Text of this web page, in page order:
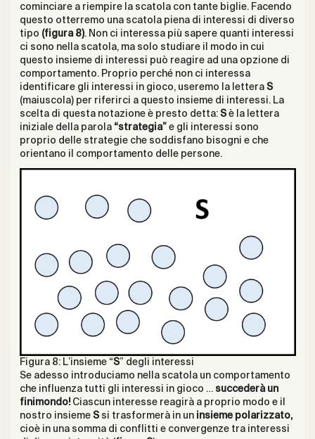
cominciare a riempire la scatola con tante biglie. Facendo
questo otterremo una scatola piena di interessi di diverso
tipo (figura 8). Non ci interessa più sapere quanti interessi
ci sono nella scatola, ma solo studiare il modo in cui
questo insieme di interessi può reagire ad una opzione di
comportamento. Proprio perché non ci interessa
identificare gli interessi in gioco, useremo la lettera S
(maiuscola) per riferirci a questo insieme di interessi. La
scelta di questa notazione è presto detta: Sè la lettera
iniziale della parola “strategia” e gli interessi sono
proprio delle strategie che soddisfano bisogni e che
orientano il comportamento delle persone.
Figura 8: L’insieme “S” degli interessi
Se adesso introduciamo nella scatola un comportamento
che influenza tutti gli interessi in gioco … succederà un
finimondo!Ciascun interesse reagirà a proprio modo e il
nostro insieme S si trasformerà in un insieme polarizzato,
cioè in una somma di conflitti e convergenze tra interessi